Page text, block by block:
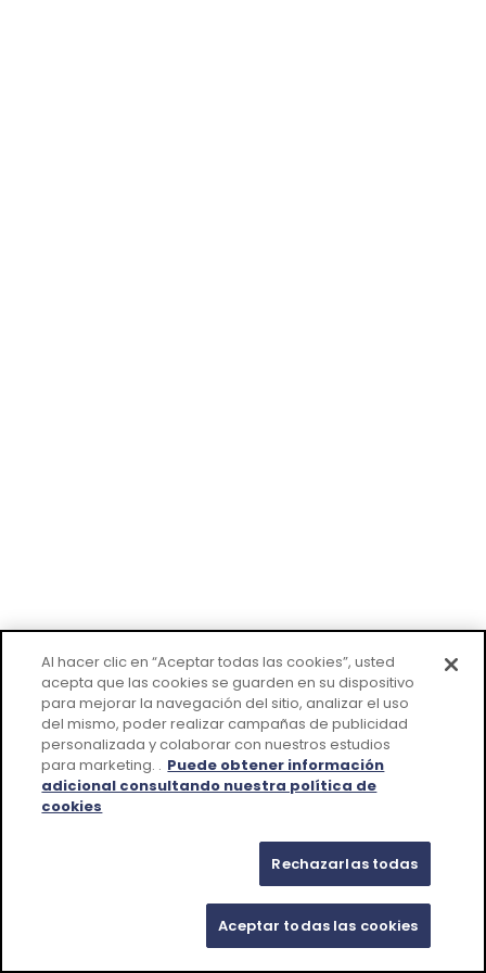
Al hacer clic en “Aceptar todas las cookies”, usted
acepta que las cookies se guarden en su dispositivo
para mejorar la navegación del sitio, analizar el uso
del mismo, poder realizar campañas de publicidad
personalizada y colaborar con nuestros estudios
para marketing. . Puede obtener información
adicional consultando nuestra política de
cookies
Rechazarlas todas
Aceptar todas las cookies